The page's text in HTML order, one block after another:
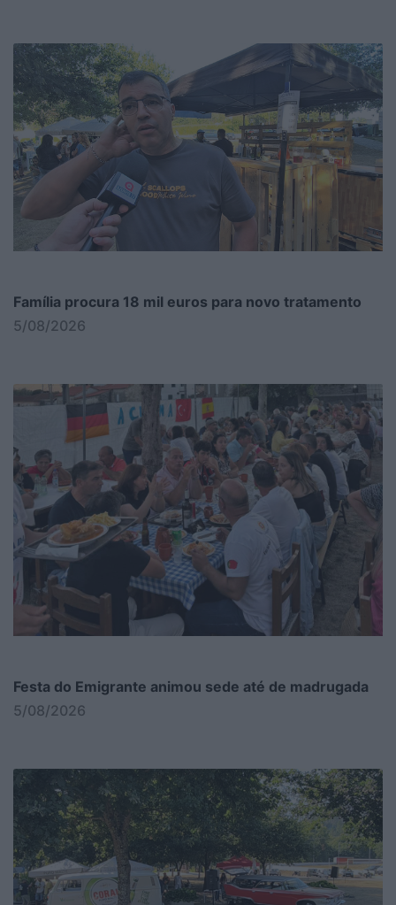
Família procura 18 mil euros para novo tratamento
5/08/2026
Festa do Emigrante animou sede até de madrugada
5/08/2026